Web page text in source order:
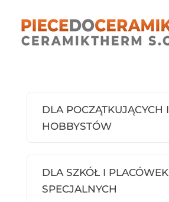
DLA POCZĄTKUJĄCYCH I
HOBBYSTÓW
DLA SZKÓŁ I PLACÓWEK
SPECJALNYCH